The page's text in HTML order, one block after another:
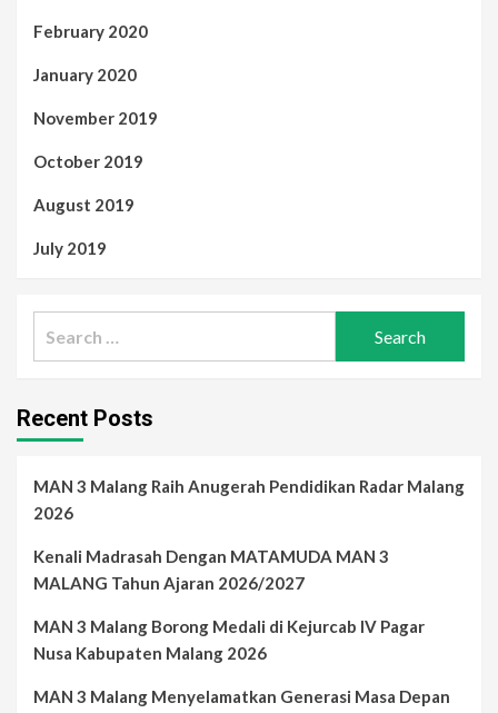
February 2020
January 2020
November 2019
October 2019
August 2019
July 2019
Recent Posts
MAN 3 Malang Raih Anugerah Pendidikan Radar Malang
2026
Kenali Madrasah Dengan MATAMUDA MAN 3
MALANG Tahun Ajaran 2026/2027
MAN 3 Malang Borong Medali di Kejurcab IV Pagar
Nusa Kabupaten Malang 2026
MAN 3 Malang Menyelamatkan Generasi Masa Depan